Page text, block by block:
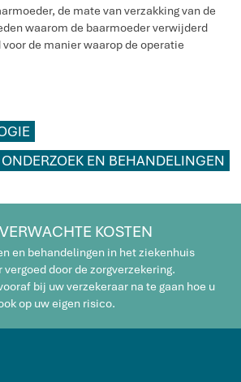
de mate van verzakking van de
waarom de baarmoeder verwijderd
de manier waarop de operatie
EN BEHANDELINGEN
KOSTEN
en behandelingen in het ziekenhuis
door de zorgverzekering.
bij uw verzekeraar na te gaan hoe u
op uw eigen risico.